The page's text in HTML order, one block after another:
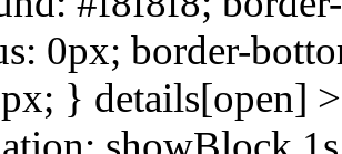
0px; border-
} details[open]